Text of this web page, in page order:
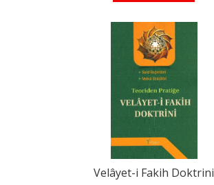
Velâyet-i Fakih Doktrini